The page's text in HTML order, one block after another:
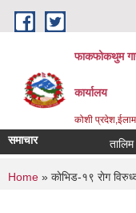
Skip to main content
फाकफोकथुम
कार्यालय
कोशी
समाचार तालिम
You are
Home » काेभिड-१९ राेग